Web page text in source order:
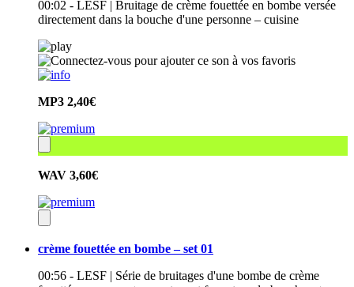
00:02 - LESF | Bruitage de crème fouettée en bombe versée
directement dans la bouche d'une personne – cuisine
MP3 2,40€
WAV 3,60€
crème fouettée en bombe – set 01
00:56 - LESF | Série de bruitages d'une bombe de crème